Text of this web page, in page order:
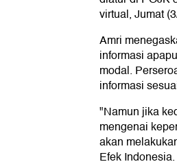
virtual, Jumat
Amri
informasi
modal.
informasi
"Namun jika
mengenai
akan
Efek